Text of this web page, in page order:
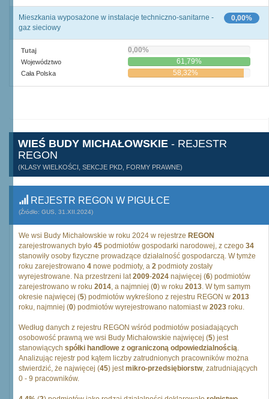
0,00%
Mieszkania wyposażone w instalacje techniczno-sanitarne -
gaz sieciowy
Tutaj 0,00%
Województwo 61,79%
Cała Polska 58,32%
WIEŚ BUDY MICHAŁOWSKIE - REJESTR
REGON
(KLASY WIELKOŚCI, SEKCJE PKD, FORMY PRAWNE)
REJESTR REGON W PIGUŁCE
(Źródło: GUS, 31.XII.2024)
We wsi Budy Michałowskie w roku 2024 w rejestrze REGON
zarejestrowanych było 45 podmiotów gospodarki narodowej, z czego 34
stanowiły osoby fizyczne prowadzące działalność gospodarczą. W tymże
roku zarejestrowano 4 nowe podmioty, a 2 podmioty zostały
wyrejestrowane. Na przestrzeni lat2009-2024 najwięcej (6) podmiotów
zarejestrowano w roku 2014, a najmniej (0) w roku 2013. W tym samym
okresie najwięcej (5) podmiotów wykreślono z rejestru REGON w 2013
roku, najmniej (0) podmiotów wyrejestrowano natomiast w 2023 roku.
Według danych z rejestru REGON wśród podmiotów posiadających
osobowość prawną we wsi Budy Michałowskie najwięcej (5) jest
stanowiących spółki handlowe z ograniczoną odpowiedzialnością.
Analizując rejestr pod kątem liczby zatrudnionych pracowników można
stwierdzić, że najwięcej (45) jestmikro-przedsiębiorstw, zatrudniających
0 - 9 pracowników.